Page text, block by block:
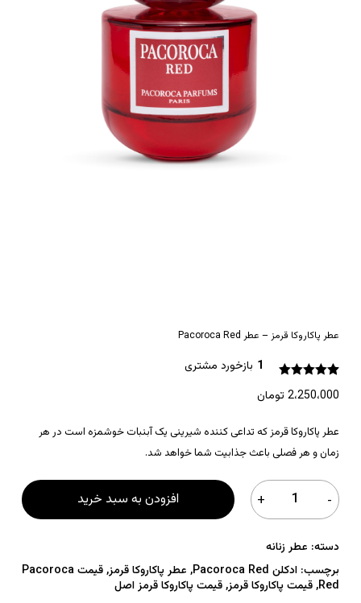
عطر پاکاروکا قرمز – عطر Pacoroca Red
5.00از 5 در
1 بازخورد مشتری
2،250،000 تومان
عطر پاکاروکا قرمز که تداعی کننده شیرینی یک آبنبات خوشمزه است در هر
زمان و هر فصلی باعث جذابیت شما خواهد شد.
افزودن به سبد خرید
دسته: عطر زنانه
برچسب: ادکلن Pacoroca Red , عطر پاکاروکا قرمز,
قیمت Pacoroca
Red
,قیمت پاکاروکا قرمز,قیمت پاکاروکا قرمز اصل